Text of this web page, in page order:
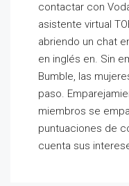
contactar con
asistente virtual
abriendo un chat
en inglés en. Sin
Bumble, las
paso.
miembros se
puntuaciones de
cuenta sus